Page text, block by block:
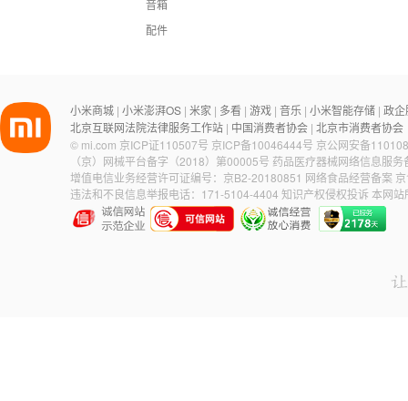
音箱
配件
小米商城 小米澎湃OS 米家 多看 游戏 音乐 小米智能存储 政企
北京互联网法院法律服务工作站 中国消费者协会 北京市消费者协会
© mi.com 京ICP证110507号 京ICP备10046444号 京公网安备
（京）网械平台备字（2018）第00005号 药品医疗器械网络信息服
增值电信业务经营许可证编号：京B2-20180851 网络食品经营备案
违法和不良信息举报电话：171-5104-4404 知识产权侵权投诉 本网